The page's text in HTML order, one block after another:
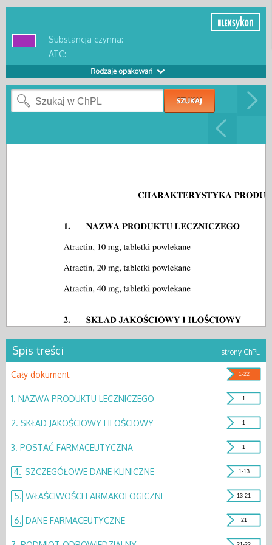
Substancja czynna:
ATC:
Spis treści strony ChPL
Cały dokument 1-22
1. NAZWA PRODUKTU LECZNICZEGO 1
2. SKŁAD JAKOŚCIOWY I ILOŚCIOWY 1
3. POSTAĆ FARMACEUTYCZNA 1
4. SZCZEGÓŁOWE DANE KLINICZNE 1-13
5. WŁAŚCIWOŚCI FARMAKOLOGICZNE 13-21
6. DANE FARMACEUTYCZNE 21